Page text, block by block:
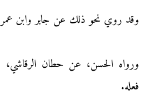
وقد روي نحو ذلك عن جابر وابن
ورواه الحسن، عن حطان
فعله.